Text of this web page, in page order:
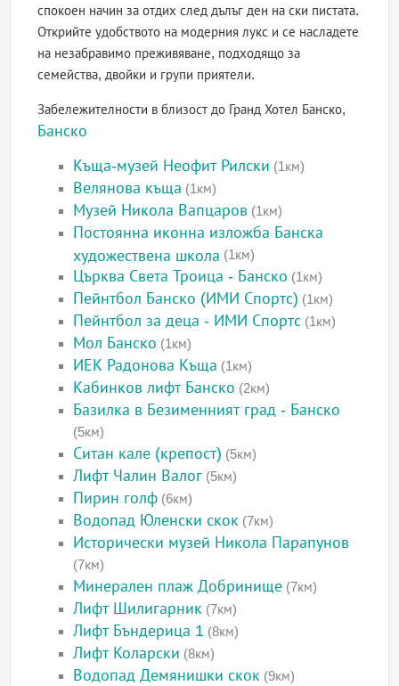
спокоен начин за отдих след дълъг ден на ски пистата.
Открийте удобството на модерния лукс и се насладете
на незабравимо преживяване, подходящо за
семейства, двойки и групи приятели.
Забележителности в близост до Гранд Хотел Банско,
Банско
Къща-музей Неофит Рилски (1км)
Велянова къща (1км)
Музей Никола Вапцаров (1км)
Постоянна иконна изложба Банска
художествена школа (1км)
Църква Света Троица - Банско (1км)
Пейнтбол Банско (ИМИ Спортс) (1км)
Пейнтбол за деца - ИМИ Спортс (1км)
Мол Банско (1км)
ИЕК Радонова Къща (1км)
Кабинков лифт Банско (2км)
Базилка в Безименният град - Банско
(5км)
Ситан кале (крепост) (5км)
Лифт Чалин Валог (5км)
Пирин голф (6км)
Водопад Юленски скок (7км)
Исторически музей Никола Парапунов
(7км)
Минерален плаж Добринище (7км)
Лифт Шилигарник (7км)
Лифт Бъндерица 1 (8км)
Лифт Коларски (8км)
Водопад Демянишки скок (9км)